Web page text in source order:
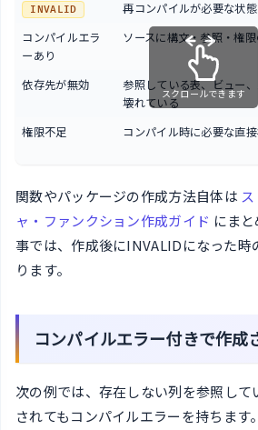
INVALID 再コンパイルが必要な状態
コンパイルエラ
ーあり
ソースに構文・参照・権
依存先が無効
参照している表、ビュー
壊れている
権限不足 コンパイル時に必要な直
スクロールできます
関数やパッケージの作成方法自体は
ャ・ファンクション作成ガイド にま
事では、作成後にINVALIDになった時
ります。
コンパイルエラー付きで作成
次の例では、存在しない列を参照して
されてもコンパイルエラーを持ちます